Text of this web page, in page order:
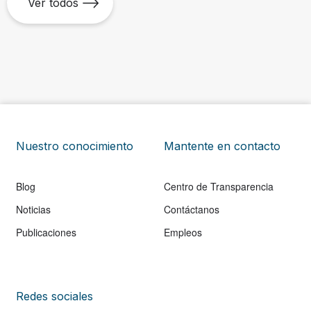
Ver todos
Nuestro conocimiento
Blog
Noticias
Publicaciones
Mantente en contacto
Centro de Transparencia
Contáctanos
Empleos
Redes sociales